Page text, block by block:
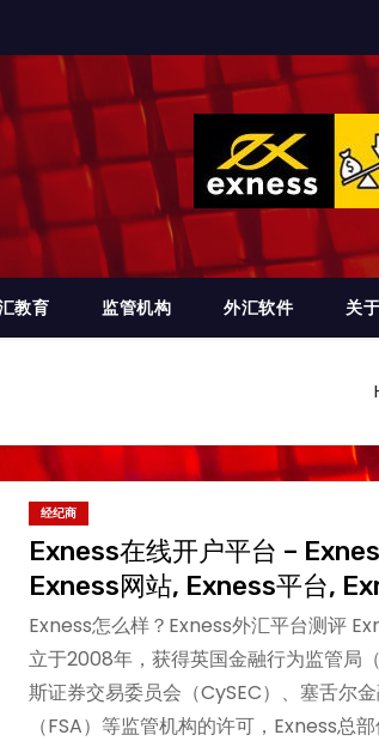
教育 监管机构 外汇软件 关
经纪商
Exness在线开户平台 –
Exness网站, Exness平台,
Exness怎么样？Exness外汇平台测评
立于2008年，获得英国金融行为监管局
斯证券交易委员会（CySEC）、塞舌尔
（FSA）等监管机构的许可，Exness总